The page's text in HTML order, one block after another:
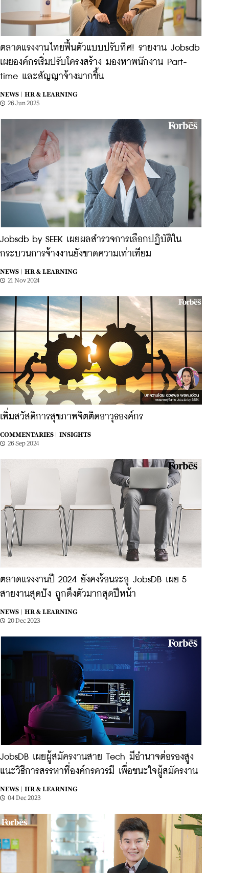
ตลาดแรงงานไทยฟื้นตัวแบบปรับทิศ! รายงาน Jobsdb
เผยองค์กรเริ่มปรับโครงสร้าง มองหาพนักงาน Part-
time และสัญญาจ้างมากขึ้น
NEWS |
HR & LEARNING
26 Jun 2025
Jobsdb by SEEK เผยผลสำรวจการเลือกปฏิบัติใน
กระบวนการจ้างงานยังขาดความเท่าเทียม
NEWS |
HR & LEARNING
21 Nov 2024
เพิ่มสวัสดิการสุขภาพจิตติดอาวุธองค์กร
COMMENTARIES |
INSIGHTS
26 Sep 2024
ตลาดแรงงานปี 2024 ยังคงร้อนระอุ JobsDB เผย 5
สายงานสุดปัง ถูกดึงตัวมากสุดปีหน้า
NEWS |
HR & LEARNING
20 Dec 2023
JobsDB เผยผู้สมัครงานสาย Tech มีอำนาจต่อรองสูง
แนะวิธีการสรรหาที่องค์กรควรมี เพื่อชนะใจผู้สมัครงาน
NEWS |
HR & LEARNING
04 Dec 2023